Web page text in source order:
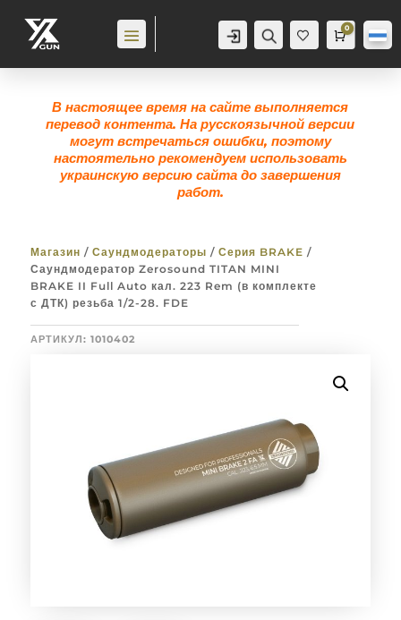
Аккаунт Поиск
Же
лан
Корзина
0
0,0грн
В настоящее время на сайте выполняется
перевод контента. На русскоязычной версии
могут встречаться ошибки, поэтому
настоятельно рекомендуем использовать
украинскую версию сайта до завершения
работ.
Магазин / Саундмодераторы / Серия BRAKE /
Саундмодератор Zerosound TITAN MINI
BRAKE II Full Auto кал. 223 Rem (в комплекте
с ДТК) резьба 1/2-28. FDE
АРТИКУЛ: 1010402